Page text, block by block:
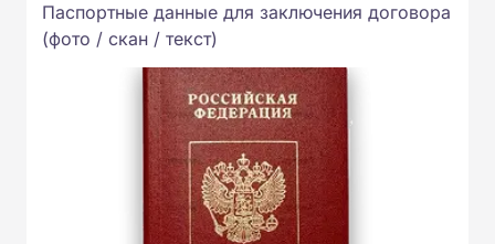
Паспортные данные для заключения договора
(фото / скан / текст)